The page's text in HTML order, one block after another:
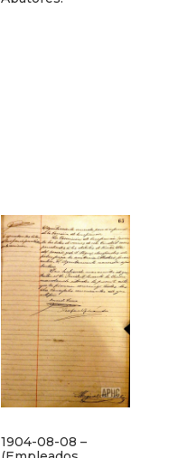
1904-08-08 –